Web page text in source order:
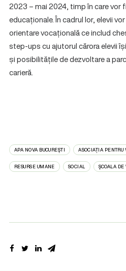
2023 – mai 2024, timp în care vor
educaționale. În cadrul lor, elevii
orientare vocațională ce includ
step-ups cu ajutorul cărora elevii
și posibilitățile de dezvoltare a
carieră.
APA NOVA BUCUREȘTI ASOCIAȚIA PENTRU
RESURSE UMANE SOCIAL ȘCOALA DE